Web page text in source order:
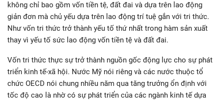
không chỉ bao gồm vốn tiền tệ, đất đai và dựa trên lao động
giản đơn mà chủ yếu dựa trên lao động trí tuệ gắn với tri thức.
Như vốn tri thức trở thành yếu tố thứ nhất trong hàm sản xuất
thay vì yếu tố sức lao động vốn tiền tệ và đất đai.
Vốn tri thức thực sự trở thành nguồn gốc động lực cho sự phát
triển kinh tế-xã hội. Nước Mỹ nói riêng và các nước thuộc tổ
chức OECD nói chung nhiều năm qua tăng trưởng ổn định với
tốc độ cao là nhờ có sự phát triển của các ngành kinh tế dựa